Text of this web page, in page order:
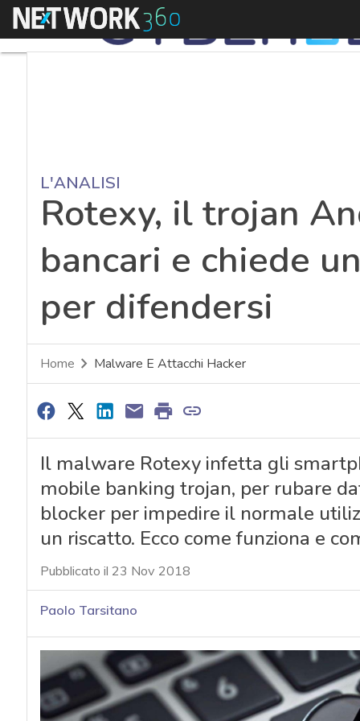
Menu
L'ANALISI
Rotexy, il trojan
bancari e chiede
per difendersi
Home Malware E Attacchi Hacker
Il malware Rotexy infetta gli
mobile banking trojan, per rubare
blocker per impedire il normale
un riscatto. Ecco come funziona e
Pubblicato il 23 Nov 2018
Paolo Tarsitano